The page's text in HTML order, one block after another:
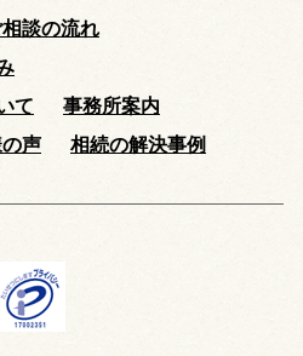
相談の流れ
て
事務所案内
声 相続の解決事例